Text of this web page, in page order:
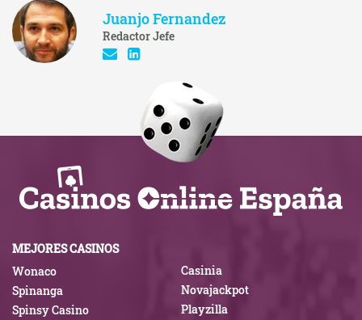
Juanjo Fernandez
Redactor Jefe
MEJORES CASINOS
Wonaco
Spinanga
Spinsy Casino
Casinia
Novajackpot
Playzilla